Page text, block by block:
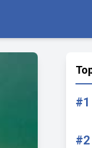
#1
#2